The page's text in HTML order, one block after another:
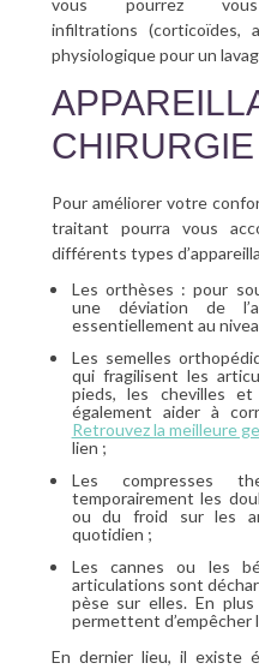
vous pourrez
infiltrations (corticoïdes,
physiologique pour un
CHIRURGIE
Pour améliorer votre
traitant pourra vous
différents types
Les orthèses : pour
une déviation de
essentiellement au
Les semelles
qui fragilisent les
pieds, les chevilles
également aider à
Retrouvez la meilleure
lien ;
Les compresses
temporairement les
ou du froid sur les
quotidien ;
Les cannes ou les
articulations sont
pèse sur elles. En
permettent d’empêcher
En dernier lieu, il existe